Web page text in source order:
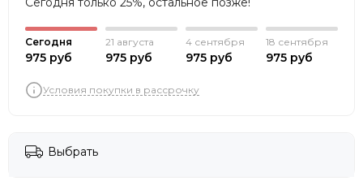
Сегодня
975 руб
21 августа
975 руб
4 сентября
975 руб
18 сентября
975 руб
Условия покупки в рассрочку
Выбрать